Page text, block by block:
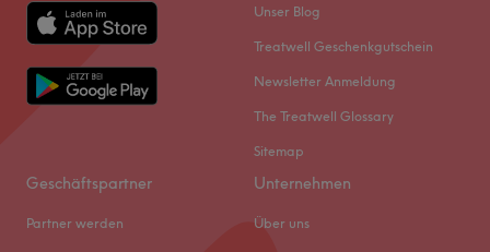
Unser Blog
Treatwell Geschenkgutschein
Newsletter Anmeldung
The Treatwell Glossary
Sitemap
Geschäftspartner
Partner werden
Unternehmen
Über uns